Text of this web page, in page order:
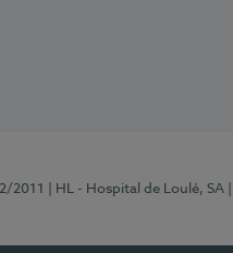
2011 | HL - Hospital de Loulé, SA